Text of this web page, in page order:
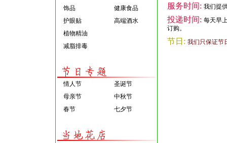
饰品
健康食品
护眼贴
高端酒水
植物精油
减脂排毒
情人节
圣诞节
母亲节
中秋节
春节
七夕节
服务时间: 我们提
投递时间: 每天早
订购。
节日: 我们只保证节